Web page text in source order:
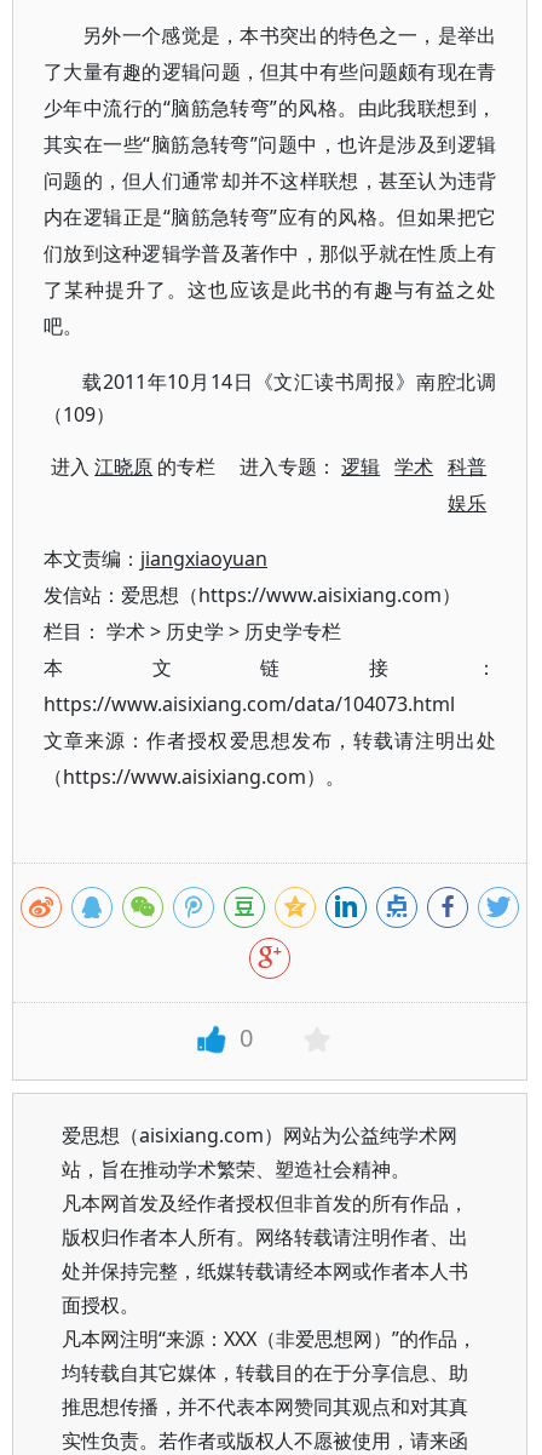
另外一个感觉是，本书突出的特色之一，是举出
了大量有趣的逻辑问题，但其中有些问题颇有现在青
少年中流行的“脑筋急转弯”的风格。由此我联想到，
其实在一些“脑筋急转弯”问题中，也许是涉及到逻辑
问题的，但人们通常却并不这样联想，甚至认为违背
内在逻辑正是“脑筋急转弯”应有的风格。但如果把它
们放到这种逻辑学普及著作中，那似乎就在性质上有
了某种提升了。这也应该是此书的有趣与有益之处
吧。
载2011年10月14日《文汇读书周报》 南腔北调
（109）
进入江晓原 的专栏 进入专题：逻辑 学术 科普
娱乐
本文责编： jiangxiaoyuan
发信站：爱思想（https://www.aisixiang.com）
栏目： 学术> 历史学 > 历史学专栏
本文链接：
https://www.aisixiang.com/data/104073.html
文章来源：作者授权爱思想发布，转载请注明出处
（https://www.aisixiang.com）。
0
爱思想（aisixiang.com）网站为公益纯学术网
站，旨在推动学术繁荣、塑造社会精神。
凡本网首发及经作者授权但非首发的所有作品，
版权归作者本人所有。网络转载请注明作者、出
处并保持完整，纸媒转载请经本网或作者本人书
面授权。
凡本网注明“来源：XXX（非爱思想网）”的作品，
均转载自其它媒体，转载目的在于分享信息、助
推思想传播，并不代表本网赞同其观点和对其真
实性负责。若作者或版权人不愿被使用，请来函